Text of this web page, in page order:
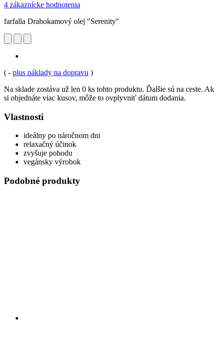
4 zákaznícke hodnotenia
farfalla Drahokamový olej "Serenity"
( - plus náklady na dopravu )
Na sklade zostáva už len 0 ks tohto produktu. Ďalšie sú na ceste. Ak
si objednáte viac kusov, môže to ovplyvniť dátum dodania.
Vlastnosti
ideálny po náročnom dni
relaxačný účinok
zvyšuje pohodu
vegánsky výrobok
Podobné produkty